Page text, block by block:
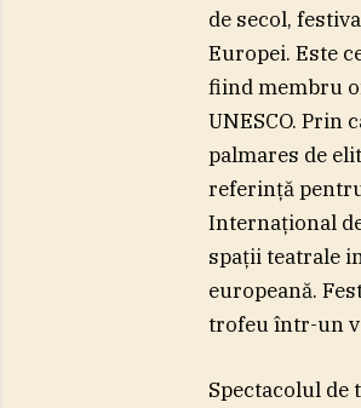
de secol,
Europei. Este
fiind membru
UNESCO. Prin
palmares de
referinţă
Internaţional
spaţii teatrale
europeană.
trofeu într-un
Spectacolul de